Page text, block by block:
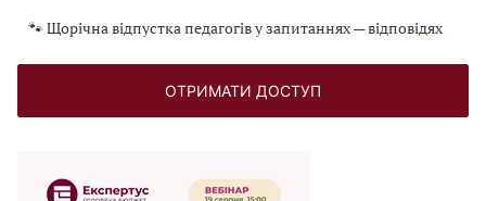
🐾 Щорічна відпустка педагогів у запитаннях — відповідях
ОТРИМАТИ ДОСТУП